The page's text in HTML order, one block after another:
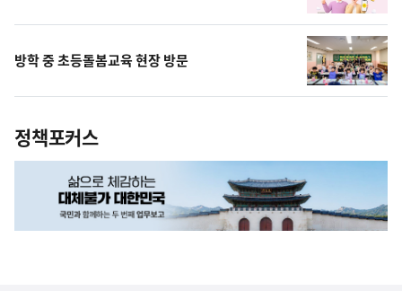
방학 중 초등돌봄교육 현장 방문
정책포커스